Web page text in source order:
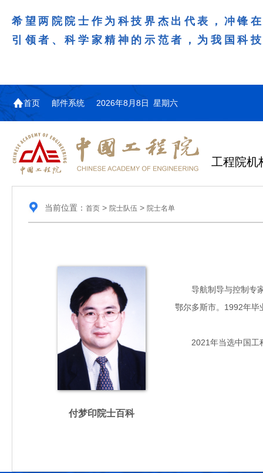
希望两院院士作为科技界杰出代表，冲锋
引领者、科学家精神的示范者，为我国科
首页 邮件系统 2026年8月8日 星期六
工程院机
当前位置： 首页> 院士队伍 > 院士名单
付梦印院士百科
导航制导与控制专家
鄂尔多斯市。1992年毕
2021年当选中国工